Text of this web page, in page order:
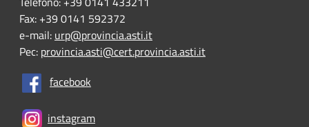
Fax: +39 0141 592372
e-mail: urp@provincia.asti.it
Pec: provincia.asti@cert.provincia.asti.it
facebook
instagram